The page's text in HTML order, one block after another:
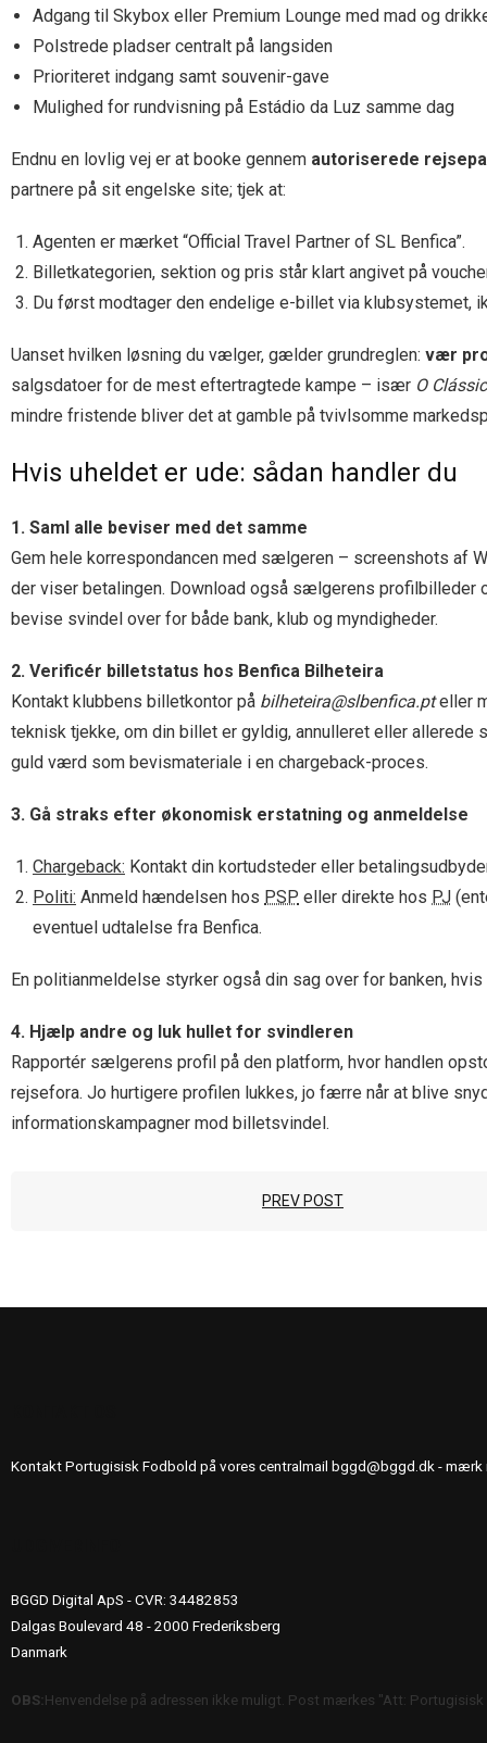
Adgang til Skybox eller Premium Lounge med mad og
Polstrede pladser centralt på langsiden
Prioriteret indgang samt souvenir-gave
Mulighed for rundvisning på Estádio da Luz samme dag
Endnu en lovlig vej er at booke gennem autoriserede
partnere på sit engelske site; tjek at:
Agenten er mærket “Official Travel Partner of SL Benfica”.
Billetkategorien, sektion og pris står klart angivet på
Du først modtager den endelige e-billet via klubsystemet,
Uanset hvilken løsning du vælger, gælder grundreglen: vær
salgsdatoer for de mest eftertragtede kampe – især O
mindre fristende bliver det at gamble på tvivlsomme
Hvis uheldet er ude: sådan handler du
1. Saml alle beviser med det samme
Gem hele korrespondancen med sælgeren – screenshots af
der viser betalingen. Download også sælgerens profilbilleder
bevise svindel over for både bank, klub og myndigheder.
2. Verificér billetstatus hos Benfica Bilheteira
Kontakt klubbens billetkontor på bilheteira@slbenfica.pteller
teknisk tjekke, om din billet er gyldig, annulleret eller
guld værd som bevismateriale i en chargeback-proces.
3. Gå straks efter økonomisk erstatning og anmeldelse
Chargeback: Kontakt din kortudsteder eller
Politi: Anmeld hændelsen hos PSP eller direkte hos PJ
eventuel udtalelse fra Benfica.
En politianmeldelse styrker også din sag over for banken,
4. Hjælp andre og luk hullet for svindleren
Rapportér sælgerens profil på den platform, hvor handlen
rejsefora. Jo hurtigere profilen lukkes, jo færre når at blive
informationskampagner mod billetsvindel.
PREV POST
Kontakt Portugisisk Fodbold på vores centralmail bggd@bggd.dk - mærk
BGGD Digital ApS - CVR: 34482853
Dalgas Boulevard 48 - 2000 Frederiksberg
Danmark
OBS:Henvendelse på adressen ikke muligt. Post mærkes "Att: